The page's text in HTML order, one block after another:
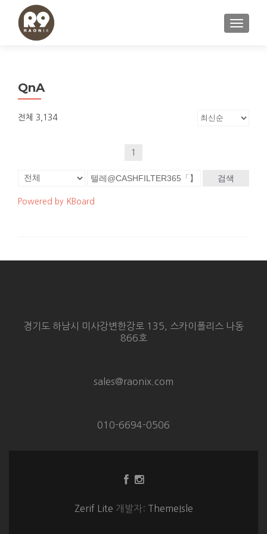
내비게
QnA
전체 3,134
1
검색
Powered by KBoard
경기도 하남시 미사강변한강로 135, 스카이폴리스 나동
866호
sales@raonix.com
010-6694-0506
Facebook
크
Instagram
크
Zerif Lite 개발자: ThemeIsle